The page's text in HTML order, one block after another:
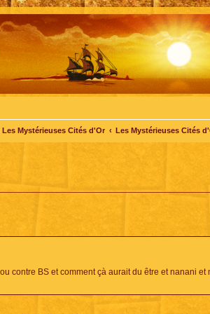
Les Mystérieuses Cités d'Or Les Mystérieuses Cités
contre BS et comment çà aurait du être et nanani